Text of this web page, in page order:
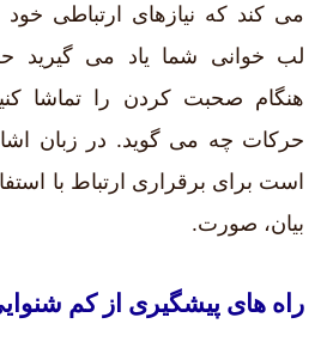
می کند که نیازهای ارتباطی
لب خوانی شما یاد می
هنگام صحبت کردن را تماشا
حرکات چه می گوید. در زبان
است برای برقراری ارتباط با
بیان، صورت.
راه های پیشگیری از کم